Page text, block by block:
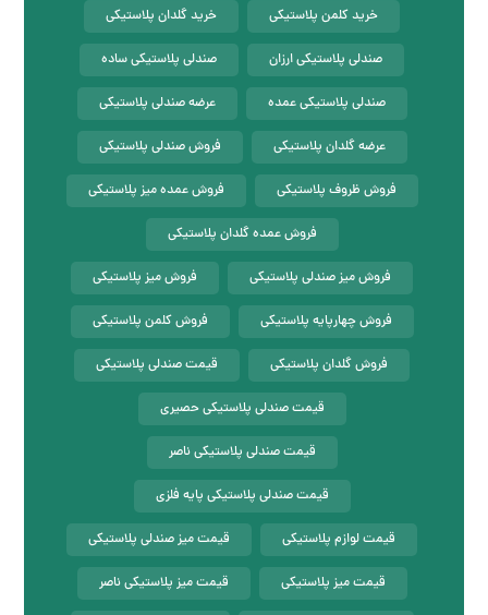
خرید کلمن پلاستیکی خرید گلدان پلاستیکی
صندلی پلاستیکی ارزان صندلی پلاستیکی ساده
صندلی پلاستیکی عمده عرضه صندلی پلاستیکی
عرضه گلدان پلاستیکی فروش صندلی پلاستیکی
فروش ظروف پلاستیکی فروش عمده میز پلاستیکی
فروش عمده گلدان پلاستیکی
فروش میز صندلی پلاستیکی فروش میز پلاستیکی
فروش چهارپایه پلاستیکی فروش کلمن پلاستیکی
فروش گلدان پلاستیکی قیمت صندلی پلاستیکی
قیمت صندلی پلاستیکی حصیری
قیمت صندلی پلاستیکی ناصر
قیمت صندلی پلاستیکی پایه فلزی
قیمت لوازم پلاستیکی قیمت میز صندلی پلاستیکی
قیمت میز پلاستیکی قیمت میز پلاستیکی ناصر